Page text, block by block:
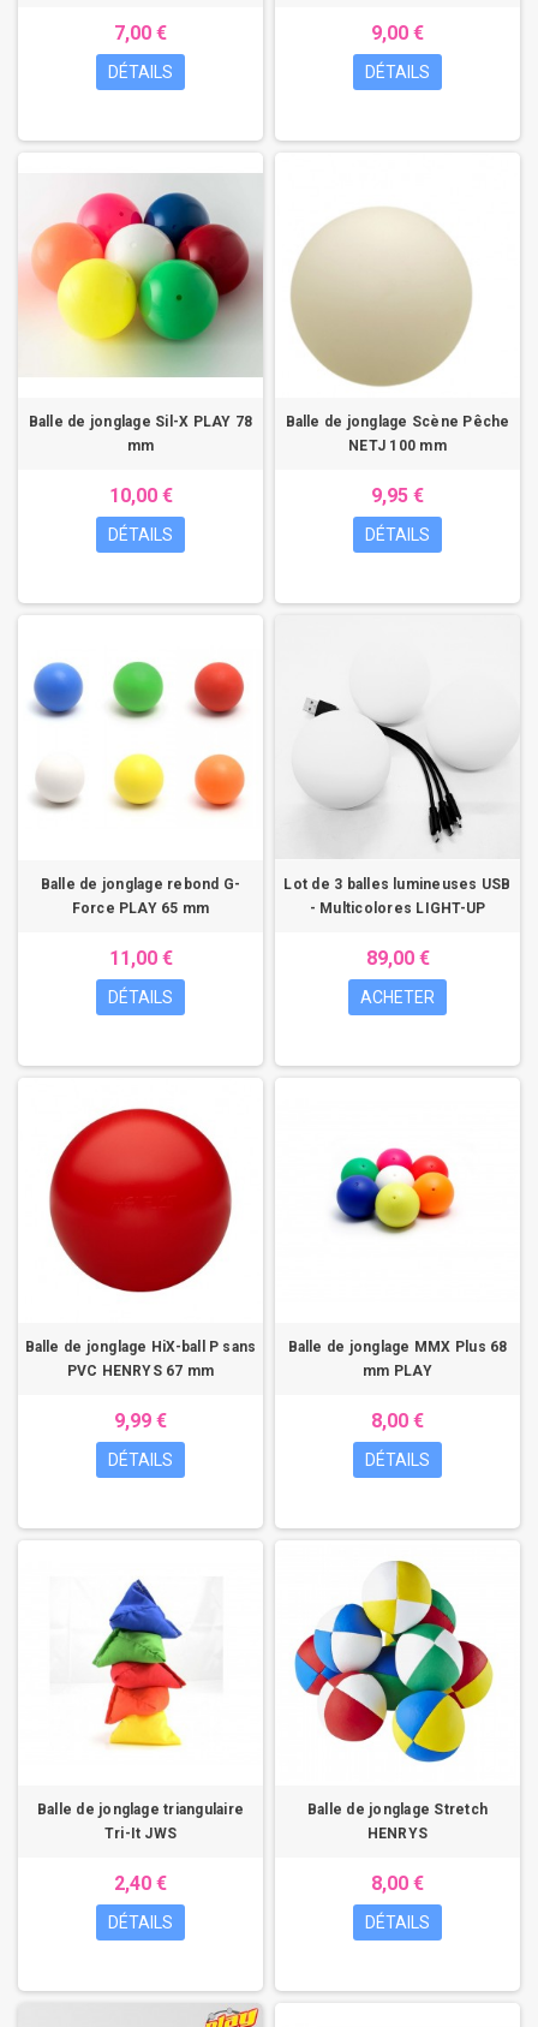
7,00 €
DÉTAILS
9,00 €
DÉTAILS
Balle de jonglage Sil-X PLAY 78
mm
10,00 €
DÉTAILS
Balle de jonglage Scène Pêche
NETJ 100 mm
9,95 €
DÉTAILS
Balle de jonglage rebond G-
Force PLAY 65 mm
11,00 €
DÉTAILS
Lot de 3 balles lumineuses USB
- Multicolores LIGHT-UP
89,00 €
ACHETER
Balle de jonglage HiX-ball P sans
PVC HENRYS 67 mm
9,99 €
DÉTAILS
Balle de jonglage MMX Plus 68
mm PLAY
8,00 €
DÉTAILS
Balle de jonglage triangulaire
Tri-It JWS
2,40 €
DÉTAILS
Balle de jonglage Stretch
HENRYS
8,00 €
DÉTAILS